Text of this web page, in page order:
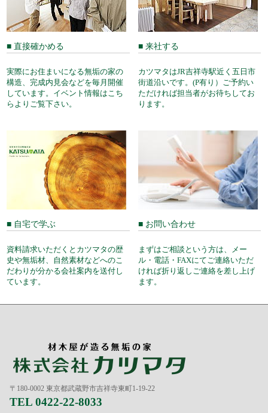
■ 直接確かめる
実際にお住まいになる無垢の家の
構造、完成内見会などを毎月開催
しています。イベント情報はこち
らよりご覧下さい。
■ 来社する
カツマタはJR吉祥寺駅近く五日市
街道沿いです。(P有り）ご予約い
ただければ担当者がお待ちしてお
ります。
■ 自宅で学ぶ
資料請求いただくとカツマタの歴
史や無垢材、自然素材などへのこ
だわりが分かる会社案内を送付し
ています。
■ お問い合わせ
まずはご相談という方は、メー
ル・電話・FAXにてご連絡いただ
ければ折り返しご連絡を差し上げ
ます。
〒180-0002 東京都武蔵野市吉祥寺東町1-19-22
TEL 0422-22-8033